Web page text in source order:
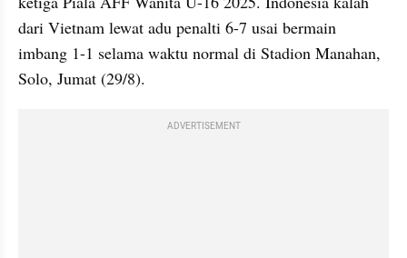
dari Vietnam lewat adu penalti 6-7 usai bermain
imbang 1-1 selama waktu normal di Stadion Manahan,
Solo, Jumat (29/8).
ADVERTISEMENT